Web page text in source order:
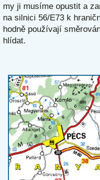
my ji musíme opustit a
na silnici 56/E73 k
hodně používají
hlídat.